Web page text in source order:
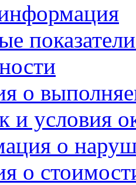
о
и условия
о
о